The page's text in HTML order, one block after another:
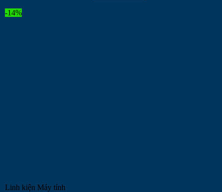
-14%
Linh kiện Máy tính